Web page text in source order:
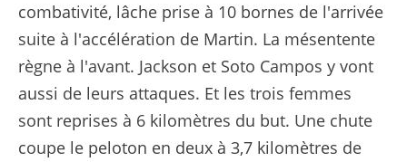
combativité, lâche prise à 10 bornes de l'arrivée
suite à l'accélération de Martin. La mésentente
règne à l'avant. Jackson et Soto Campos y vont
aussi de leurs attaques. Et les trois femmes
sont reprises à 6 kilomètres du but. Une chute
coupe le peloton en deux à 3,7 kilomètres de